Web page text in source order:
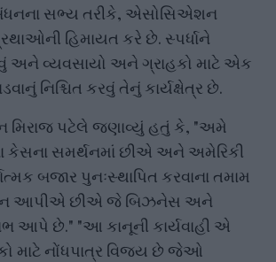
સભ્ય તરીકે, એસોસિએશન
હિમાયત કરે છે. સ્પર્ધાને
અને વ્યવસાયો અને ગ્રાહકો માટે એક
નિશ્ચિત કરવું તેનું કાર્યક્ષેત્ર છે.
મિરાજ પટેલે જણાવ્યું હતું કે, "અમે
કેસના સમર્થનમાં છીએ અને અમેરિકી
બજાર પુનઃસ્થાપિત કરવાના તમામ
આપીએ છીએ જે બિઝનેસ અને
આપે છે." "આ કાનૂની કાર્યવાહી એ
માટે નોંધપાત્ર વિજય છે જેઓ